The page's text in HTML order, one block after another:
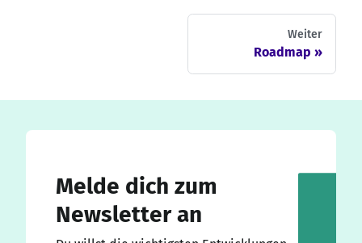
Weiter
Roadmap
Melde dich zum
Newsletter an